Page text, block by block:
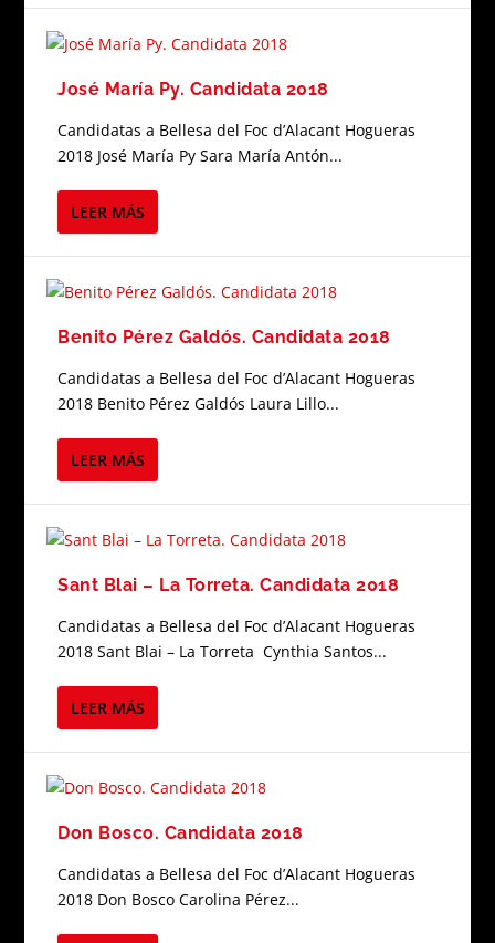
José María Py. Candidata 2018
Candidatas a Bellesa del Foc d’Alacant Hogueras
2018 José María Py Sara María Antón...
LEER MÁS
Benito Pérez Galdós. Candidata 2018
Candidatas a Bellesa del Foc d’Alacant Hogueras
2018 Benito Pérez Galdós Laura Lillo...
LEER MÁS
Sant Blai – La Torreta. Candidata 2018
Candidatas a Bellesa del Foc d’Alacant Hogueras
2018 Sant Blai – La Torreta Cynthia Santos...
LEER MÁS
Don Bosco. Candidata 2018
Candidatas a Bellesa del Foc d’Alacant Hogueras
2018 Don Bosco Carolina Pérez...